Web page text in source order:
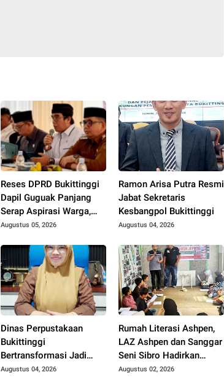
Reses DPRD Bukittinggi
Dapil Guguak Panjang
Serap Aspirasi Warga,
Mitigasi Bencana Jadi
Augustus 05, 2026
Ramon Arisa Putra Resmi
Jabat Sekretaris
Kesbangpol Bukittinggi
Augustus 04, 2026
Dinas Perpustakaan
Bukittinggi
Bertransformasi Jadi
Ruang Belajar, Hadirkan
Augustus 04, 2026
Rumah Literasi Ashpen,
LAZ Ashpen dan Sanggar
Seni Sibro Hadirkan
Bimbel Bahasa Jepang
Augustus 02, 2026